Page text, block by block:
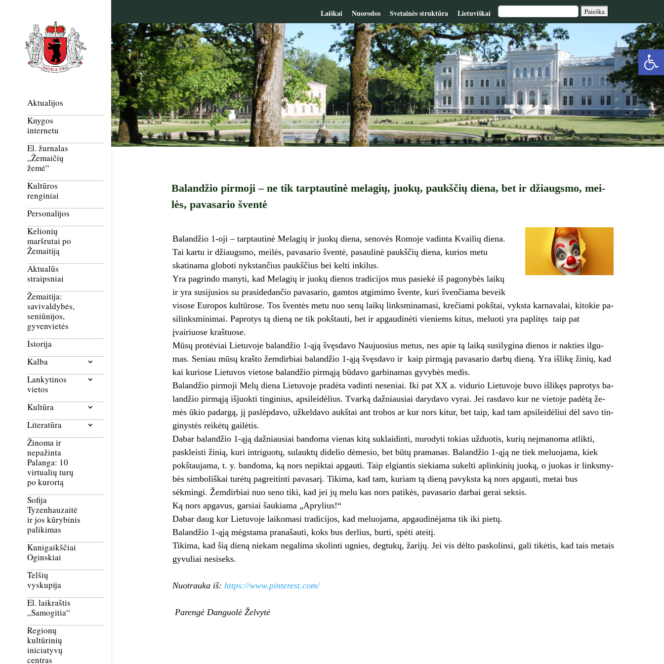
Laiškai Nuorodos Svetainės struktūra Lietuviškai
Aktualijos
Knygos
internetu
El. žurnalas
„Žemaičių
žemė“
Kultūros
renginiai
Personalijos
Kelionių
maršrutai po
Žemaitiją
Aktualūs
straipsniai
Žemaitija:
savivaldybės,
seniūnijos,
gyvenvietės
Istorija
Kalba
Lankytinos
vietos
Kultūra
Literatūra
Žinoma ir
nepažinta
Palanga: 10
virtualių turų
po kurortą
Sofija
Tyzenhauzaitė
ir jos kūrybinis
palikimas
Kunigaikščiai
Oginskiai
Telšių
vyskupija
El. laikraštis
„Samogitia“
Regionų
kultūrinių
iniciatyvų
centras
Balandžio pirmoji – ne tik tarptautinė melagių, juokų, paukščių diena, bet ir džiaugs­mo, mei­
lės, pavasario šven­tė
Balandžio 1-oji – tarptautinė Melagių ir juokų diena, senovės Romoje vadinta Kvailių diena.
Tai kartu ir džiaugs­mo, mei­lės, pavasario šven­tė, pasaulinė paukščių diena, kurios metu
skatinama globoti nykstančius paukščius bei kelti inkilus.
Yra pagrindo manyti, kad Melagių ir juokų dienos tradicijos mus pasiekė iš pagonybės laikų
ir yra susijusios su prasidedančio pavasario, gamtos atgimimo švente, kuri švenčiama beveik
visose Europos kultūrose. Tos šventės metu nuo senų laikų linksminamasi, krečiami pokštai, vyk­sta kar­na­va­lai, ki­to­kie pa­
si­links­mi­ni­mai. Pa­pro­tys tą die­ną ne tik pokštauti, bet ir ap­gau­di­nė­ti vie­niems ki­tus, me­luo­ti yra pa­pli­tęs taip pat
įvairiuose kraštuose.
Mūsų protėviai Lie­tu­vo­je ba­lan­džio 1-ąją švęs­da­vo Nau­juo­sius me­tus, nes apie tą laiką su­si­ly­gi­na die­nos ir nak­ties il­gu­
mas. Seniau mū­sų kraš­to žem­dir­biai ba­lan­džio 1-ąją švęs­da­vo ir kaip pir­mą­ją pa­va­sa­rio dar­bų die­ną. Yra išlikę žinių, kad
kai ku­rio­se Lie­tu­vos vie­to­se ba­lan­džio pir­mą­ją bū­da­vo gar­bi­na­mas gy­vy­bės me­dis.
Ba­lan­džio pir­moji Me­lų die­na Lie­tu­vo­je pra­dė­ta va­din­ti ne­se­niai. Iki pat XX a. vi­du­rio Lie­tu­vo­je bu­vo iš­li­kęs pa­pro­tys ba­
lan­džio pir­mą­ją iš­juok­ti tin­gi­nius, ap­si­lei­dė­lius. Tvar­ką daž­niau­siai da­ry­da­vo vy­rai. Jei ras­da­vo kur ne vie­to­je pa­dė­tą že­
mės ūkio pa­dar­gą, jį pa­slėp­da­vo, už­kel­da­vo aukš­tai ant tro­bos ar kur nors ki­tur, bet taip, kad tam ap­si­lei­dė­liui dėl sa­vo tin­
gi­nys­tės rei­kė­tų gai­lė­tis.
Dabar balandžio 1-ąją daž­niau­siai ban­doma vie­nas ki­tą su­klai­din­ti, nu­ro­dy­ti to­kias už­duo­tis, ku­rių ne­įma­no­ma at­lik­ti,
paskleisti žinią, kuri intriguotų, sulauktų didelio dėmesio, bet būtų pramanas. Balandžio 1-ąją ne tiek me­luo­ja­ma, kiek
pokš­tau­ja­ma, t. y. bandoma, ką nors nepiktai apgauti. Taip elgiantis siekiama su­kel­ti ap­lin­ki­nių juo­ką, o juo­kas ir links­my­
bės sim­bo­liš­kai tu­rė­tų pa­grei­tin­ti pa­va­sa­rį. Tikima, kad tam, kuriam tą dieną pavyksta ką nors apgauti, metai bus
sėkmingi. Žemdirbiai nuo seno tiki, kad jei jų melu kas nors patikės, pavasario darbai gerai seksis.
Ką nors apgavus, garsiai šaukiama „Aprylius!“
Dabar daug kur Lietuvoje laikomasi tradicijos, kad meluojama, apgaudinėjama tik iki pietų.
Balandžio 1-ąją mėgs­ta­ma pra­na­šau­ti, koks bus der­lius, bur­ti, spė­ti at­ei­tį.
Ti­ki­ma, kad šią die­ną nie­kam ne­ga­li­ma sko­lin­ti ug­nies, deg­tu­kų, ža­ri­jų. Jei vis dėl­to paskolinsi, ga­li ti­kė­tis, kad tais me­tais
gy­vu­liai ne­si­seks.
Nuotrauka iš: https://www.pinterest.com/
Parengė Danguolė Želvytė